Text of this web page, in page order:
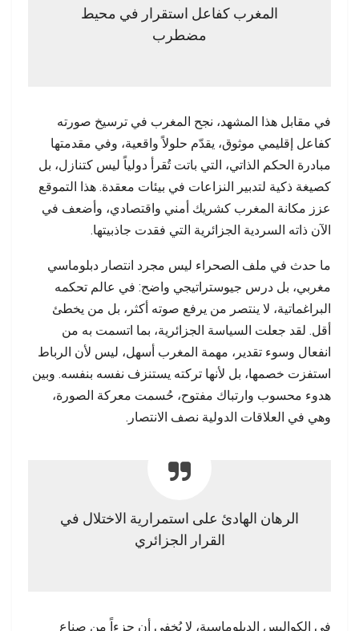
المغرب كفاعل استقرار في محيط
مضطرب
في مقابل هذا المشهد، نجح المغرب في ترسيخ صورته
كفاعل إقليمي موثوق، يقدّم حلولاً واقعية، وفي مقدمتها
مبادرة الحكم الذاتي، التي باتت تُقرأ دولياً ليس كتنازل، بل
كصيغة ذكية لتدبير النزاعات في بيئات معقدة. هذا التموقع
عزز مكانة المغرب كشريك أمني واقتصادي، وأضعف في
الآن ذاته السردية الجزائرية التي فقدت جاذبيتها.
ما حدث في ملف الصحراء ليس مجرد انتصار دبلوماسي
مغربي، بل درس جيوستراتيجي واضح: في عالم تحكمه
البراغماتية، لا ينتصر من يرفع صوته أكثر، بل من يخطئ
أقل. لقد جعلت السياسة الجزائرية، بما اتسمت به من
انفعال وسوء تقدير، مهمة المغرب أسهل، ليس لأن الرباط
استفزت خصمها، بل لأنها تركته يستنزف نفسه بنفسه. وبين
هدوء محسوب وارتباك مفتوح، حُسمت معركة الصورة،
وهي في العلاقات الدولية نصف الانتصار.
الرهان الهادئ على استمرارية الاختلال في
القرار الجزائري
في الكواليس الدبلوماسية، لا يُخفى أن جزءاً من صناع